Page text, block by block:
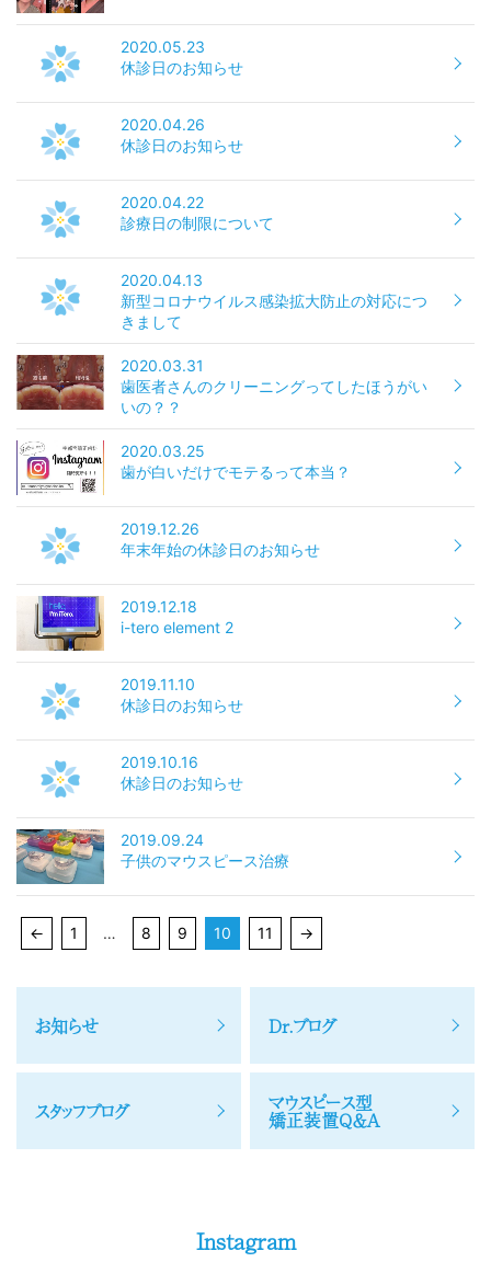
2020.05.23
休診日のお知らせ
2020.04.26
休診日のお知らせ
2020.04.22
診療日の制限について
2020.04.13
新型コロナウイルス感染拡大防止の対応につ
きまして
2020.03.31
歯医者さんのクリーニングってしたほうがい
いの？？
2020.03.25
歯が白いだけでモテるって本当？
2019.12.26
年末年始の休診日のお知らせ
2019.12.18
i-tero element 2
2019.11.10
休診日のお知らせ
2019.10.16
休診日のお知らせ
2019.09.24
子供のマウスピース治療
← 1 … 8 9 10 11 →
お知らせ Dr.ブログ
スタッフブログ マウスピース型
矯正装置Q＆A
Instagram